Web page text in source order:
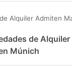
Alquiler Admiten
de Alquiler
Múnich